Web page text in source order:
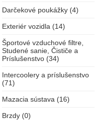
Darčekové poukážky (4)
Exteriér vozidla (14)
Športové vzduchové filtre,
Studené sanie, Čističe a
Príslušenstvo (34)
Intercoolery a príslušenstvo
(71)
Mazacia sústava (16)
Brzdy (0)